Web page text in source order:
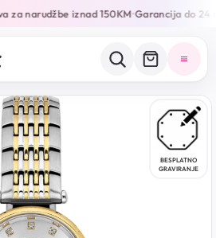
za narudžbe iznad 150KM•Garancija do 24
BESPLATNO
GRAVIRANJE